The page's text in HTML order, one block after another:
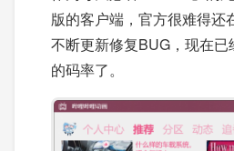
版的客户端，官方很难得还
不断更新修复BUG，现在
的码率了。